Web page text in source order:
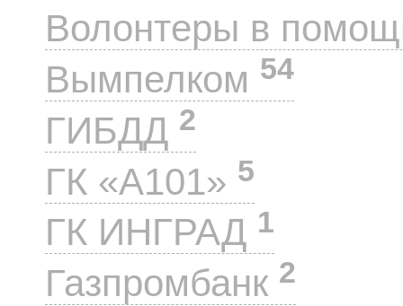
Волонтеры в
Вымпелком 54
ГИБДД 2
ГК «А101» 5
ГК ИНГРАД 1
Газпромбанк 2